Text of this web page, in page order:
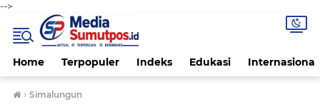
-->
Home Terpopuler Indeks Edukasi Internasional
› Simalungun